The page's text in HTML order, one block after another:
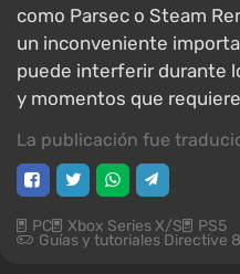
como Parsec o Steam
un inconveniente
puede interferir durante
y momentos que
La publicación fue
PC Xbox Series X/S PS5
Guías y tutoriales Directive